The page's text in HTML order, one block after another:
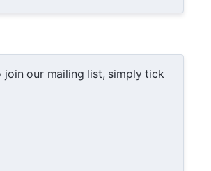
join our mailing list, simply tick